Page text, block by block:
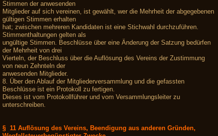
Stimmen der anwesenden
Mitglieder auf sich vereinen, ist gewählt, wer die Mehrheit der abgegebenen
gültigen Stimmen erhalten
hat; zwischen mehreren Kandidaten ist eine Stichwahl durchzuführen.
Stimmenthaltungen gelten als
ungültige Stimmen. Beschlüsse über eine Änderung der Satzung bedürfen
der Mehrheit von drei
Vierteln, der Beschluss über die Auflösung des Vereins der Zustimmung
von neun Zehnteln der
anwesenden Mitglieder.
8. Über den Ablauf der Mitgliederversammlung und die gefassten
Beschlüsse ist ein Protokoll zu fertigen.
Dieses ist vom Protokollführer und vom Versammlungsleiter zu
unterschreiben.
§ 11 Auflösung des Vereins, Beendigung aus anderen Gründen,